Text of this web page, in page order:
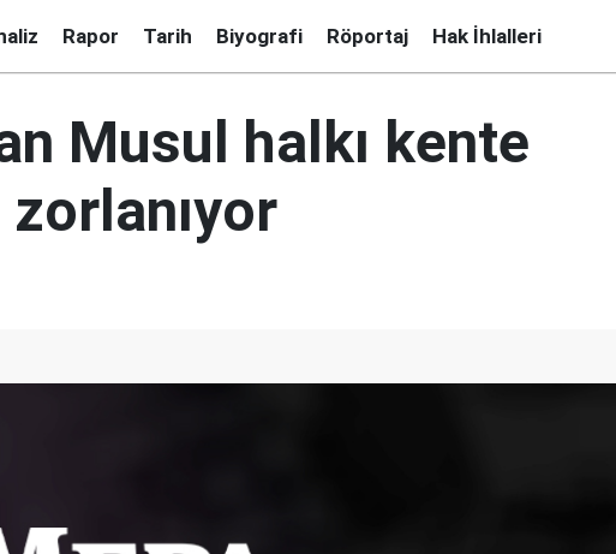
Rapor Tarih Biyografi Röportaj Hak İhlalleri
Musul halkı kente